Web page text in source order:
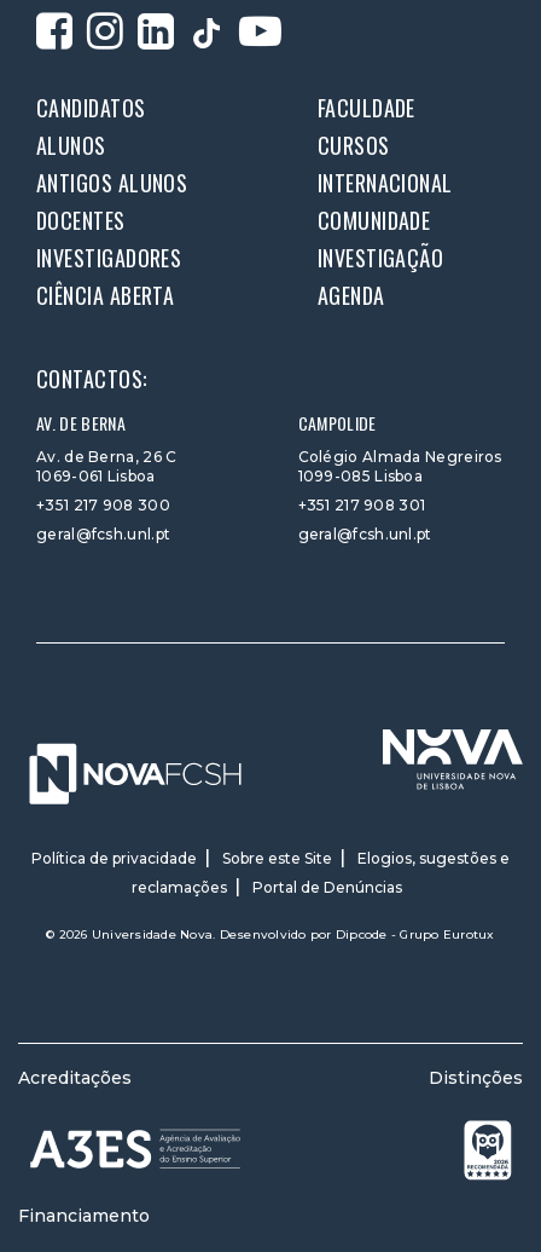
CANDIDATOS
FACULDADE
ALUNOS
CURSOS
ANTIGOS ALUNOS
INTERNACIONAL
DOCENTES
COMUNIDADE
INVESTIGADORES
INVESTIGAÇÃO
CIÊNCIA ABERTA
AGENDA
CONTACTOS:
AV. DE BERNA
Av. de Berna, 26 C
1069-061 Lisboa
+351 217 908 300
geral@fcsh.unl.pt
CAMPOLIDE
Colégio Almada Negreiros
1099-085 Lisboa
+351 217 908 301
geral@fcsh.unl.pt
Política de privacidade Sobre este Site
Elogios, sugestões e
reclamações
Portal de Denúncias
© 2026 Universidade Nova. Desenvolvido por Dipcode - Grupo Eurotux
Acreditações Distinções
Financiamento